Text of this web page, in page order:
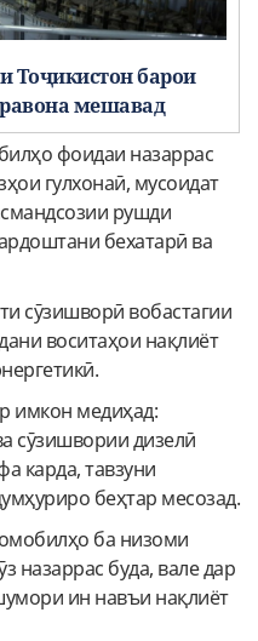
Тоҷикистон барои
мешавад
фоидаи назаррас
гулхонаӣ, мусоидат
рушди
бехатарӣ ва
сӯзишворӣ вобастагии
воситаҳои нақлиёт
имкон медиҳад:
сӯзишвории дизелӣ
карда, тавзуни
беҳтар месозад.
ба низоми
назаррас буда, вале дар
ин навъи нақлиёт